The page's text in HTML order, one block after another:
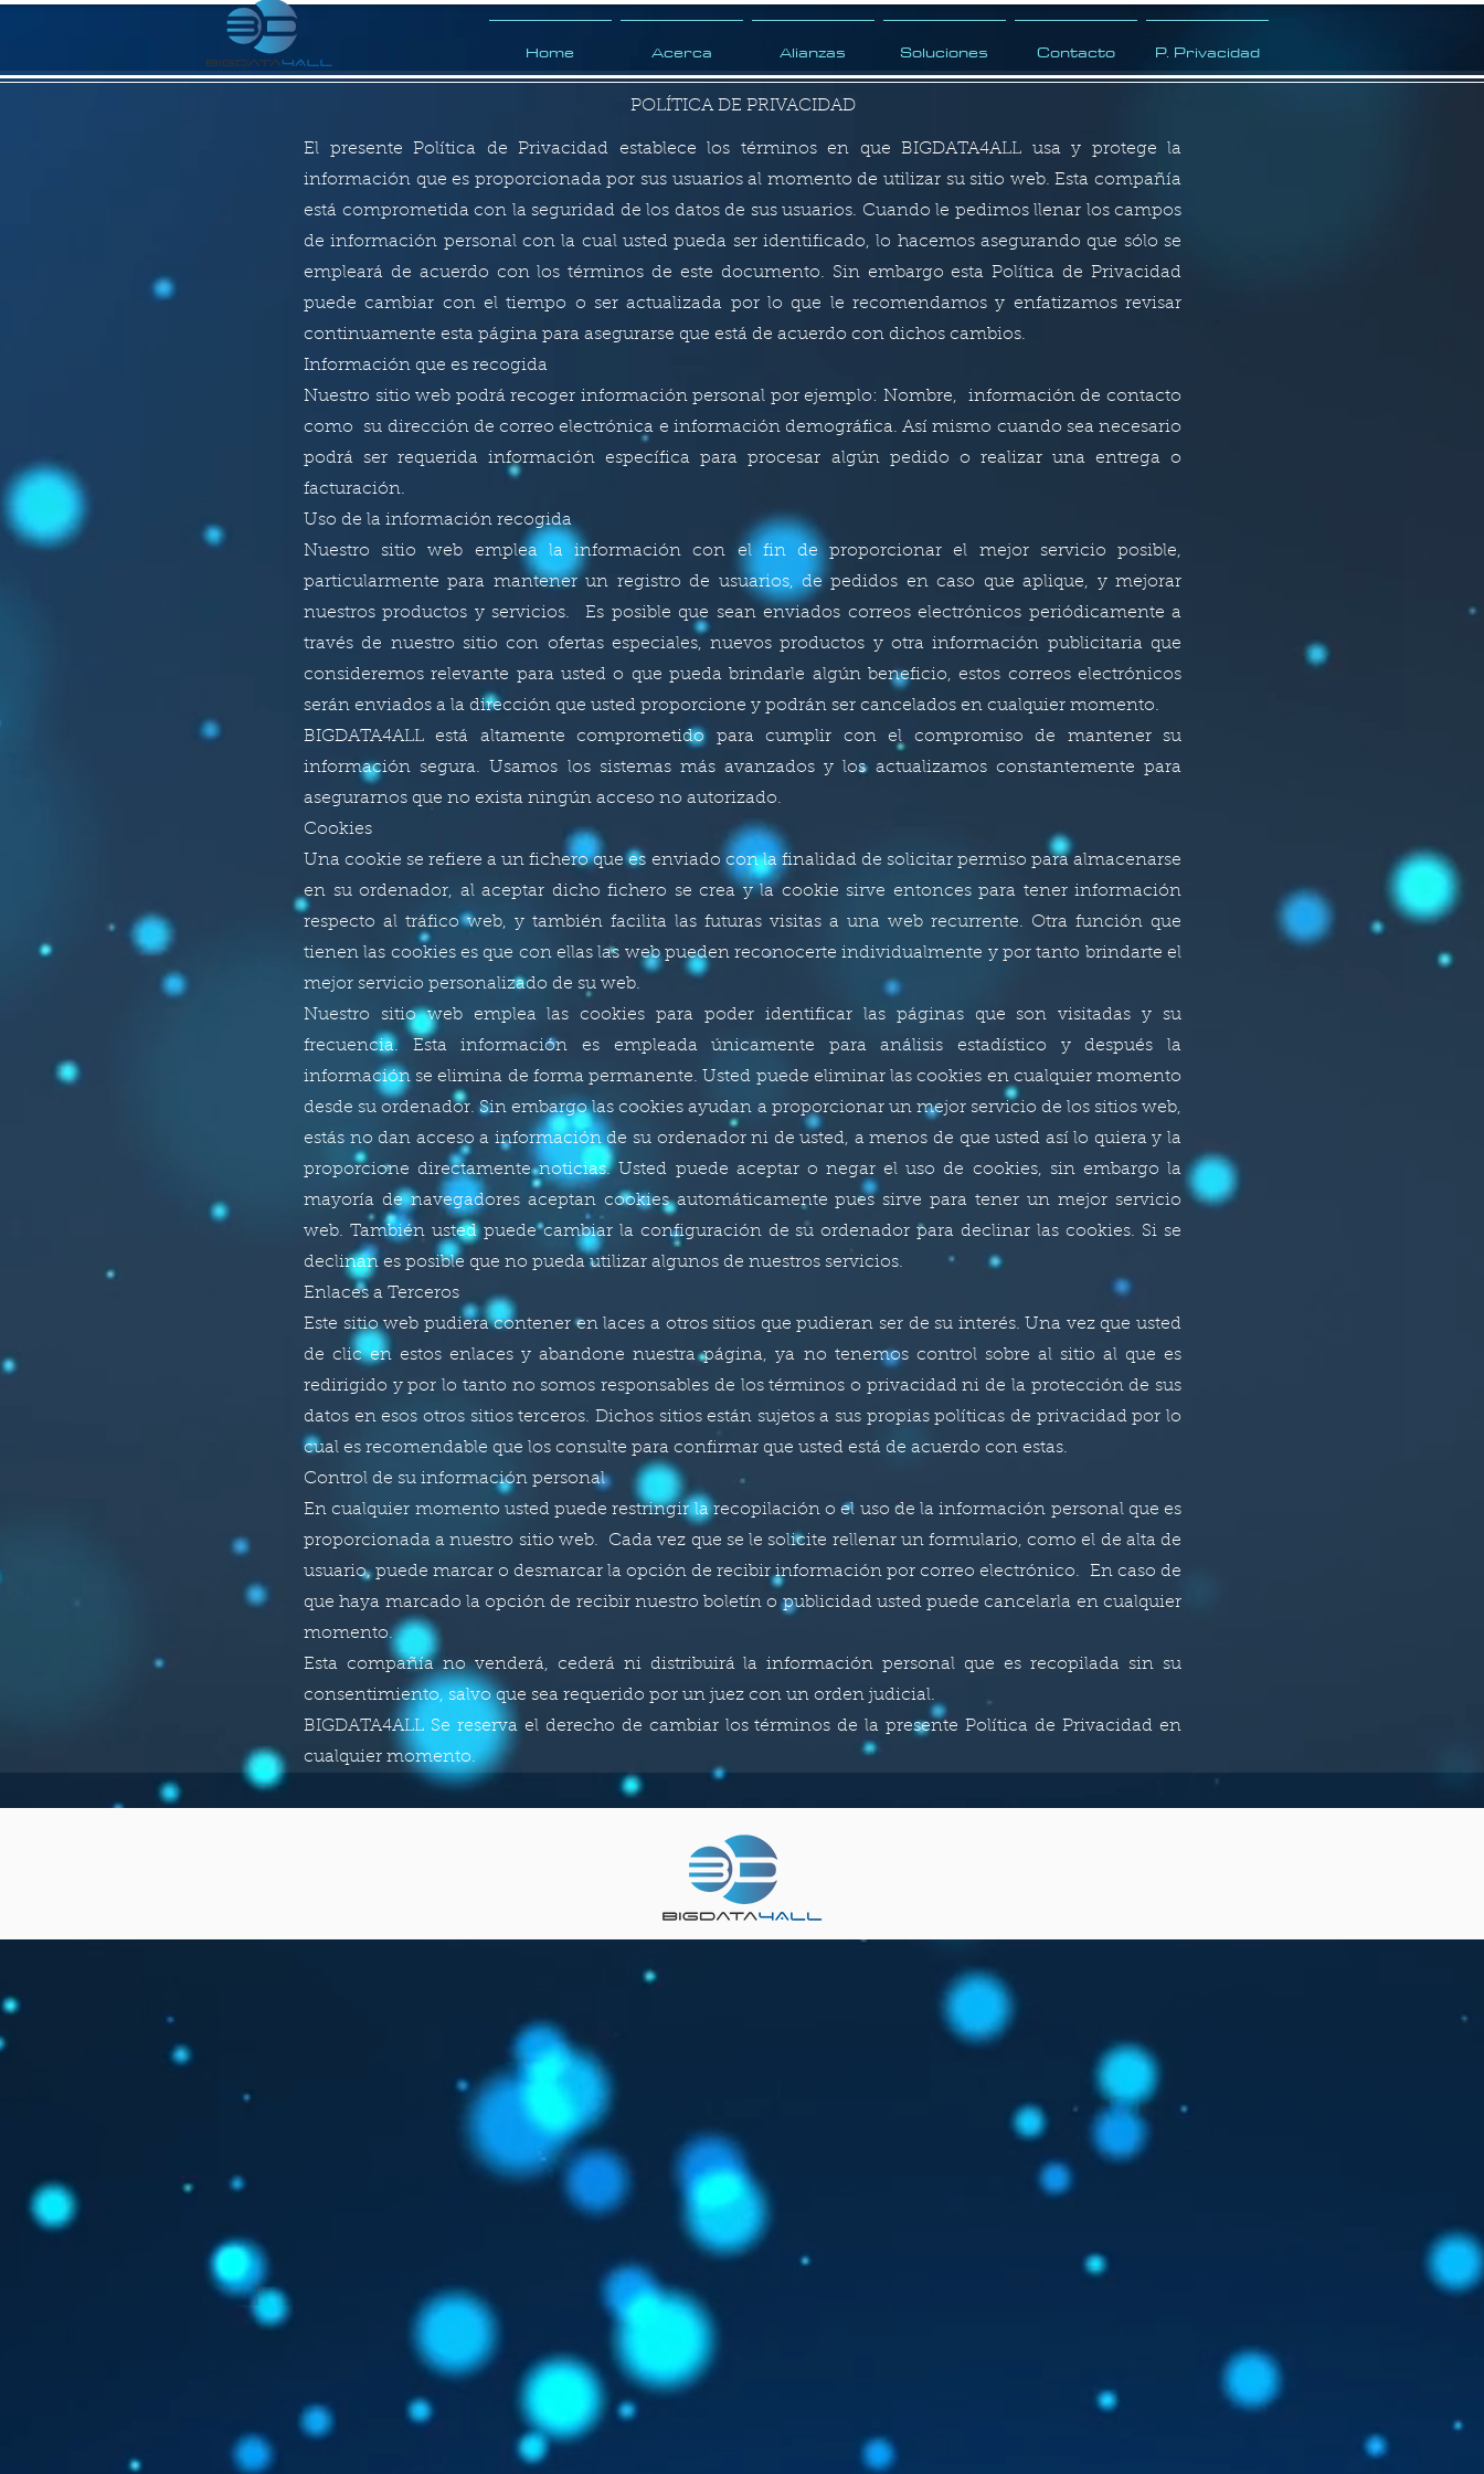
Home Acerca Alianzas Soluciones Contacto P. Privacidad
POLÍTICA DE PRIVACIDAD
El presente Política de Privacidad establece los términos en que BIGDATA4ALL usa y protege la
información que es proporcionada por sus usuarios al momento de utilizar su sitio web. Esta compañía
está comprometida con la seguridad de los datos de sus usuarios. Cuando le pedimos llenar los campos
de información personal con la cual usted pueda ser identificado, lo hacemos asegurando que sólo se
empleará de acuerdo con los términos de este documento. Sin embargo esta Política de Privacidad
puede cambiar con el tiempo o ser actualizada por lo que le recomendamos y enfatizamos revisar
continuamente esta página para asegurarse que está de acuerdo con dichos cambios.
Información que es recogida
Nuestro sitio web podrá recoger información personal por ejemplo: Nombre, información de contacto
como su dirección de correo electrónica e información demográfica. Así mismo cuando sea necesario
podrá ser requerida información específica para procesar algún pedido o realizar una entrega o
facturación.
Uso de la información recogida
Nuestro sitio web emplea la información con el fin de proporcionar el mejor servicio posible,
particularmente para mantener un registro de usuarios, de pedidos en caso que aplique, y mejorar
nuestros productos y servicios. Es posible que sean enviados correos electrónicos periódicamente a
través de nuestro sitio con ofertas especiales, nuevos productos y otra información publicitaria que
consideremos relevante para usted o que pueda brindarle algún beneficio, estos correos electrónicos
serán enviados a la dirección que usted proporcione y podrán ser cancelados en cualquier momento.
BIGDATA4ALL está altamente comprometido para cumplir con el compromiso de mantener su
información segura. Usamos los sistemas más avanzados y los actualizamos constantemente para
asegurarnos que no exista ningún acceso no autorizado.
Cookies
Una cookie se refiere a un fichero que es enviado con la finalidad de solicitar permiso para almacenarse
en su ordenador, al aceptar dicho fichero se crea y la cookie sirve entonces para tener información
respecto al tráfico web, y también facilita las futuras visitas a una web recurrente. Otra función que
tienen las cookies es que con ellas las web pueden reconocerte individualmente y por tanto brindarte el
mejor servicio personalizado de su web.
Nuestro sitio web emplea las cookies para poder identificar las páginas que son visitadas y su
frecuencia. Esta información es empleada únicamente para análisis estadístico y después la
información se elimina de forma permanente. Usted puede eliminar las cookies en cualquier momento
desde su ordenador. Sin embargo las cookies ayudan a proporcionar un mejor servicio de los sitios web,
estás no dan acceso a información de su ordenador ni de usted, a menos de que usted así lo quiera y la
proporcione directamente noticias. Usted puede aceptar o negar el uso de cookies, sin embargo la
mayoría de navegadores aceptan cookies automáticamente pues sirve para tener un mejor servicio
web. También usted puede cambiar la configuración de su ordenador para declinar las cookies. Si se
declinan es posible que no pueda utilizar algunos de nuestros servicios.
Enlaces a Terceros
Este sitio web pudiera contener en laces a otros sitios que pudieran ser de su interés. Una vez que usted
de clic en estos enlaces y abandone nuestra página, ya no tenemos control sobre al sitio al que es
redirigido y por lo tanto no somos responsables de los términos o privacidad ni de la protección de sus
datos en esos otros sitios terceros. Dichos sitios están sujetos a sus propias políticas de privacidad por lo
cual es recomendable que los consulte para confirmar que usted está de acuerdo con estas.
Control de su información personal
En cualquier momento usted puede restringir la recopilación o el uso de la información personal que es
proporcionada a nuestro sitio web. Cada vez que se le solicite rellenar un formulario, como el de alta de
usuario, puede marcar o desmarcar la opción de recibir información por correo electrónico. En caso de
que haya marcado la opción de recibir nuestro boletín o publicidad usted puede cancelarla en cualquier
momento.
Esta compañía no venderá, cederá ni distribuirá la información personal que es recopilada sin su
consentimiento, salvo que sea requerido por un juez con un orden judicial.
BIGDATA4ALL Se reserva el derecho de cambiar los términos de la presente Política de Privacidad en
cualquier momento.